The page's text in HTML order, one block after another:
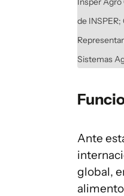
de
Sistemas
Ante
global,